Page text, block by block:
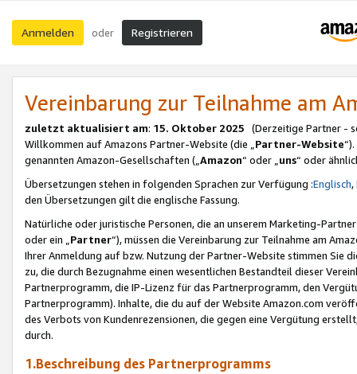
Anmelden oder Registrieren
Vereinbarung zur Teilnahme am
zuletzt aktualisiert am: 15. Oktober 2025 (Derzeitige Partner -
Willkommen auf Amazons Partner-Website (die „Partner-Website
genannten Amazon-Gesellschaften („Amazon“ oder „uns“ oder
Übersetzungen stehen in folgenden Sprachen zur Verfügung :Englisch,
den Übersetzungen gilt die englische Fassung.
Natürliche oder juristische Personen, die an unserem Marketing-
oder ein „Partner“), müssen die Vereinbarung zur Teilnahme am
Ihrer Anmeldung auf bzw. Nutzung der Partner-Website stimmen Sie
zu, die durch Bezugnahme einen wesentlichen Bestandteil dieser
Partnerprogramm, die IP-Lizenz für das Partnerprogramm, den
Partnerprogramm). Inhalte, die du auf der Website Amazon.com
des Verbots von Kundenrezensionen, die gegen eine Vergütung
durch.
1.Beschreibung des Partnerprogramms